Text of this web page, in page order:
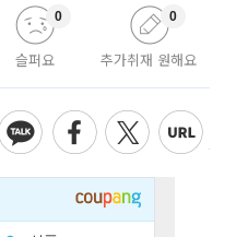
슬퍼요
0
추가취재 원해요
0